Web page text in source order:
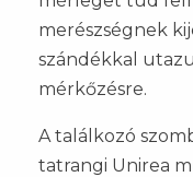
merészségnek
szándékkal
mérkőzésre.
A találkozó
tatrangi Unirea